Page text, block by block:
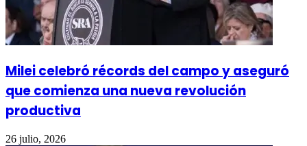
Milei celebró récords del campo y aseguró
que comienza una nueva revolución
productiva
26 julio, 2026